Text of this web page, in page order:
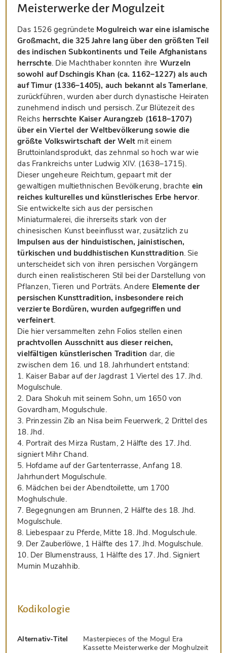
Meisterwerke der Mogulzeit
Das 1526 gegründete Mogulreich war eine islamische
Großmacht, die 325 Jahre lang über den größten Teil
des indischen Subkontinents und Teile Afghanistans
herrschte. Die Machthaber konnten ihre Wurzeln
sowohl auf Dschingis Khan (ca. 1162–1227) als auch
auf Timur (1336–1405), auch bekannt als Tamerlane,
zurückführen, wurden aber durch dynastische Heiraten
zunehmend indisch und persisch. Zur Blütezeit des
Reichs herrschte Kaiser Aurangzeb (1618–1707)
über ein Viertel der Weltbevölkerung sowie die
größte Volkswirtschaft der Welt mit einem
Bruttoinlandsprodukt, das zehnmal so hoch war wie
das Frankreichs unter Ludwig XIV. (1638–1715).
Dieser ungeheure Reichtum, gepaart mit der
gewaltigen multiethnischen Bevölkerung, brachte ein
reiches kulturelles und künstlerisches Erbe hervor.
Sie entwickelte sich aus der persischen
Miniaturmalerei, die ihrerseits stark von der
chinesischen Kunst beeinflusst war, zusätzlich zu
Impulsen aus der hinduistischen, jainistischen,
türkischen und buddhistischen Kunsttradition. Sie
unterscheidet sich von ihren persischen Vorgängern
durch einen realistischeren Stil bei der Darstellung von
Pflanzen, Tieren und Porträts. Andere Elemente der
persischen Kunsttradition, insbesondere reich
verzierte Bordüren, wurden aufgegriffen und
verfeinert.
Die hier versammelten zehn Folios stellen einen
prachtvollen Ausschnitt aus dieser reichen,
vielfältigen künstlerischen Tradition dar, die
zwischen dem 16. und 18. Jahrhundert entstand:
1. Kaiser Babar auf der Jagdrast 1 Viertel des 17. Jhd.
Mogulschule.
2. Dara Shokuh mit seinem Sohn, um 1650 von
Govardham, Mogulschule.
3. Prinzessin Zib an Nisa beim Feuerwerk, 2 Drittel des
18. Jhd.
4. Portrait des Mirza Rustam, 2 Hälfte des 17. Jhd.
signiert Mihr Chand.
5. Hofdame auf der Gartenterrasse, Anfang 18.
Jahrhundert Mogulschule.
6. Mädchen bei der Abendtoilette, um 1700
Moghulschule.
7. Begegnungen am Brunnen, 2 Hälfte des 18. Jhd.
Mogulschule.
8. Liebespaar zu Pferde, Mitte 18. Jhd. Mogulschule.
9. Der Zauberlöwe, 1 Hälfte des 17. Jhd. Mogulschule.
10. Der Blumenstrauss, 1 Hälfte des 17. Jhd. Signiert
Mumin Muzahhib.
Kodikologie
Alternativ-Titel
Masterpieces of the Mogul Era
Kassette Meisterwerke der Moghulzeit